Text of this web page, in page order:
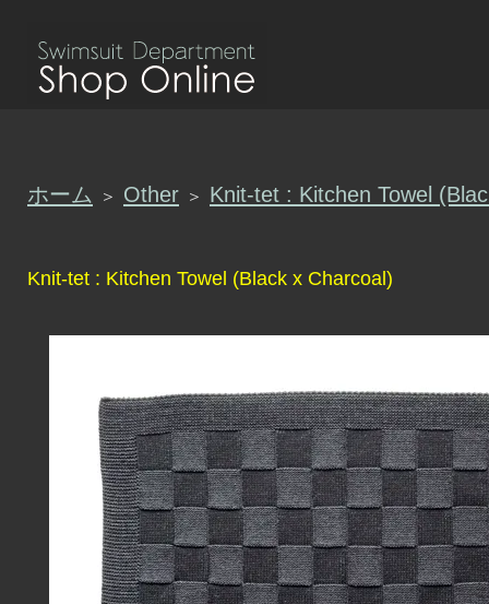
ホーム ＞ Other ＞ Knit-tet : Kitchen Towel
Knit-tet : Kitchen Towel (Black x Charcoal)